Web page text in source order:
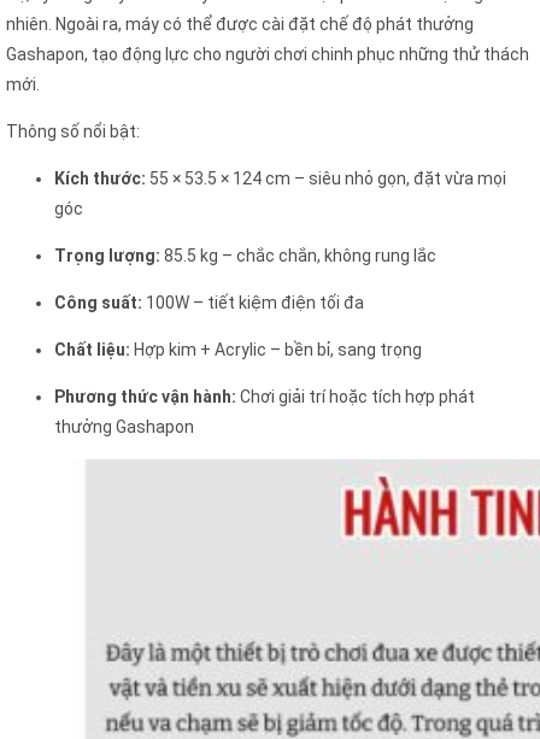
nhiên. Ngoài ra, máy có thể được cài đặt chế độ phát thưởng
Gashapon, tạo động lực cho người chơi chinh phục những thử thách
mới.
Thông số nổi bật:
Kích thước: 55 × 53.5 × 124 cm – siêu nhỏ gọn, đặt vừa mọi
góc
Trọng lượng: 85.5 kg – chắc chắn, không rung lắc
Công suất: 100W – tiết kiệm điện tối đa
Chất liệu: Hợp kim + Acrylic – bền bỉ, sang trọng
Phương thức vận hành: Chơi giải trí hoặc tích hợp phát
thưởng Gashapon